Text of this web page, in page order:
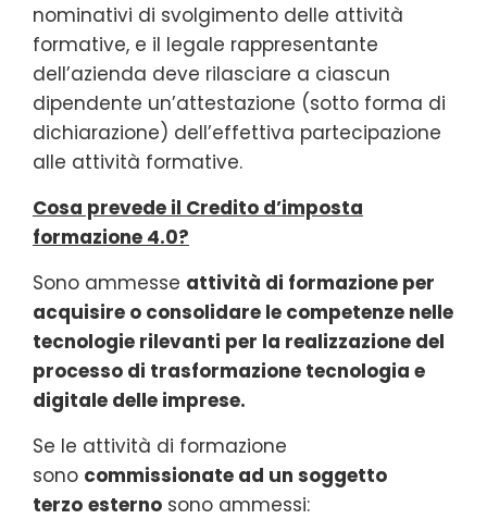
nominativi di svolgimento delle attività
formative, e il legale rappresentante
dell’azienda deve rilasciare a ciascun
dipendente un’attestazione (sotto forma di
dichiarazione) dell’effettiva partecipazione
alle attività formative.
Cosa prevede il Credito d’imposta
formazione 4.0?
Sono ammesse attività di formazione per
acquisire o consolidare le competenze nelle
tecnologie rilevanti per la realizzazione del
processo di trasformazione tecnologia e
digitale delle imprese.
Se le attività di formazione
sono commissionate ad un soggetto
terzo esterno sono ammessi: